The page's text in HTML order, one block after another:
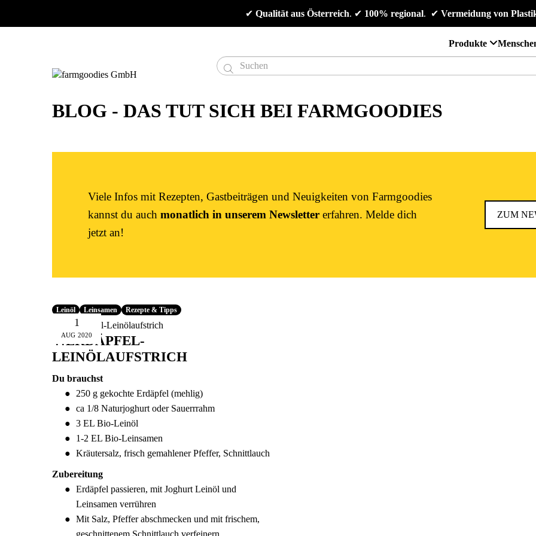
✔ Qualität aus Österreich. ✔ 100% regional. ✔ Vermeidung von
Produkte

BLOG - DAS TUT SICH BEI FARMGOODIES
Viele Infos mit Rezepten, Gastbeiträgen und Neuigkeiten von Farmgoodies
kannst du auch monatlich in unserem Newsletter erfahren. Melde dich
jetzt an!
ZUM
1
AUG 2020
Leinöl Leinsamen Rezepte & Tipps
🍴ERDÄPFEL-
LEINÖLAUFSTRICH
Du brauchst
250 g gekochte Erdäpfel (mehlig)
ca 1/8 Naturjoghurt oder Sauerrrahm
3 EL Bio-Leinöl
1-2 EL Bio-Leinsamen
Kräutersalz, frisch gemahlener Pfeffer, Schnittlauch
Zubereitung
Erdäpfel passieren, mit Joghurt Leinöl und
Leinsamen verrühren
Mit Salz, Pfeffer abschmecken und mit frischem,
geschnittenem Schnittlauch verfeinern